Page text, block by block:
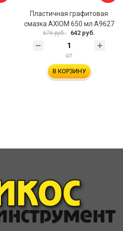
Пластичная графитовая
смазка AXIOM 650 мл A9627
676 руб. 642 руб.
шт
В КОРЗИНУ